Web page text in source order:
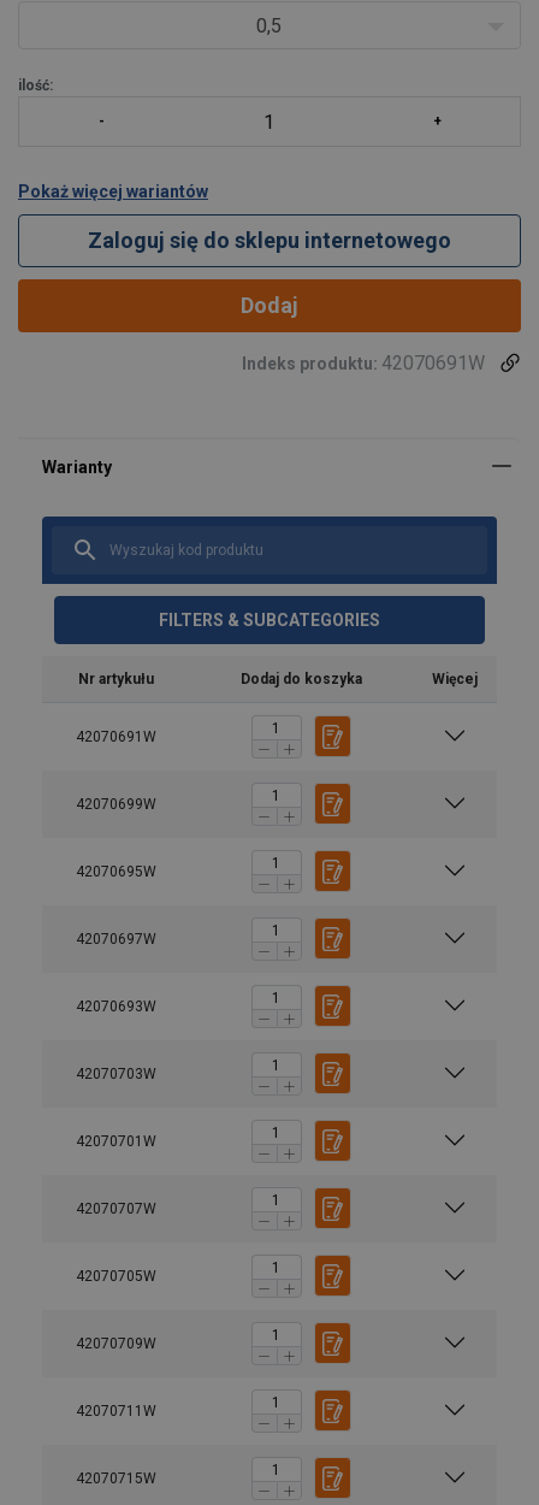
0,5
ilość:
Pokaż więcej wariantów
Zaloguj się do sklepu internetowego
Dodaj
Indeks produktu: 42070691W
FILTERS & SUBCATEGORIES
Nr artykułu Dodaj do koszyka Więcej
42070691W
42070699W
42070695W
42070697W
42070693W
42070703W
42070701W
42070707W
42070705W
42070709W
42070711W
42070715W